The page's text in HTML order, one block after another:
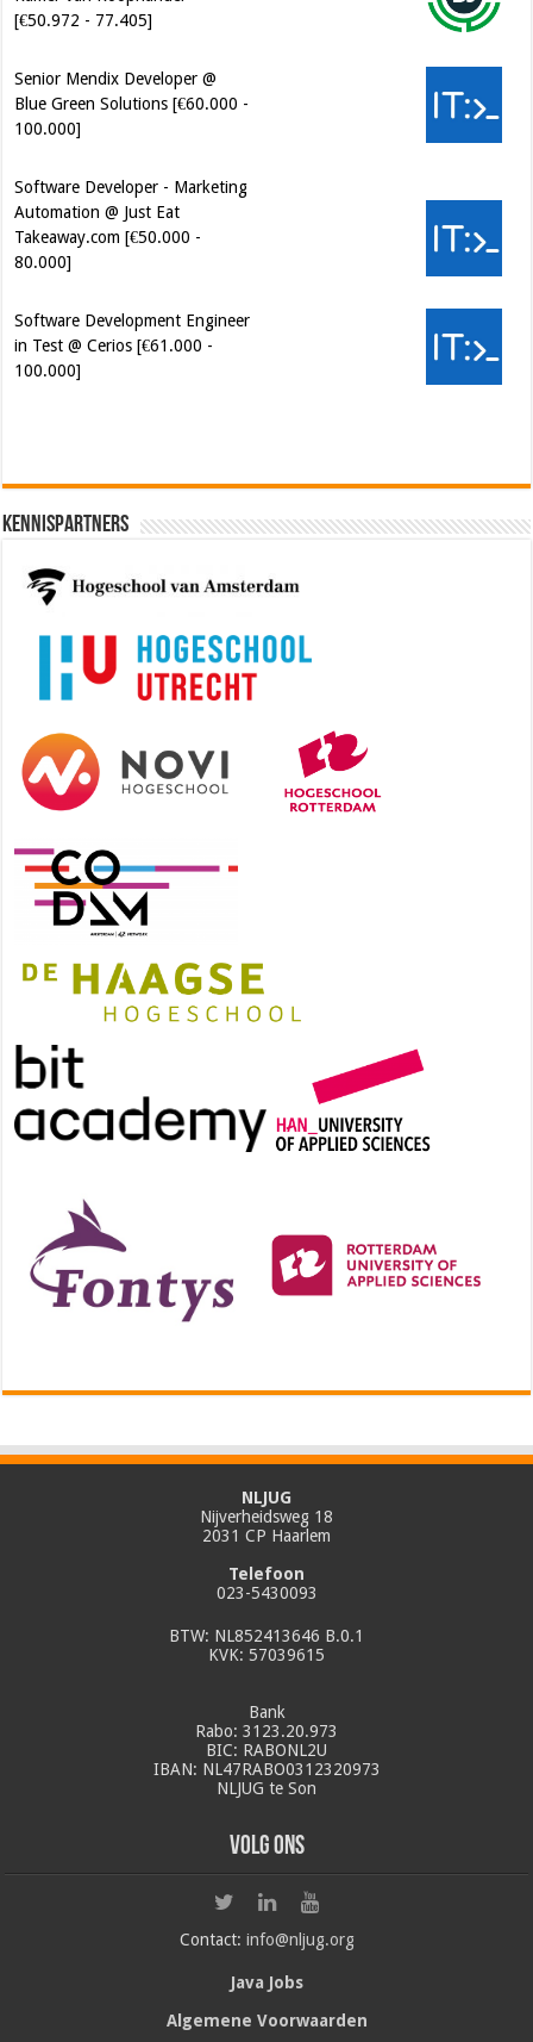
Blue Green Solutions [€60.000 -
100.000]
Automation @ Just Eat
Takeaway.com [€50.000 -
80.000]
in Test @ Cerios [€61.000 -
100.000]
Kennispartners
NLJUG
Nijverheidsweg 18
2031 CP Haarlem
Telefoon
023-5430093
BTW: NL852413646 B.0.1
KVK: 57039615
Bank
Rabo: 3123.20.973
BIC: RABONL2U
IBAN: NL47RABO0312320973
NLJUG te Son
Volg ons
Contact: info@nljug.org
Java Jobs
Algemene Voorwaarden